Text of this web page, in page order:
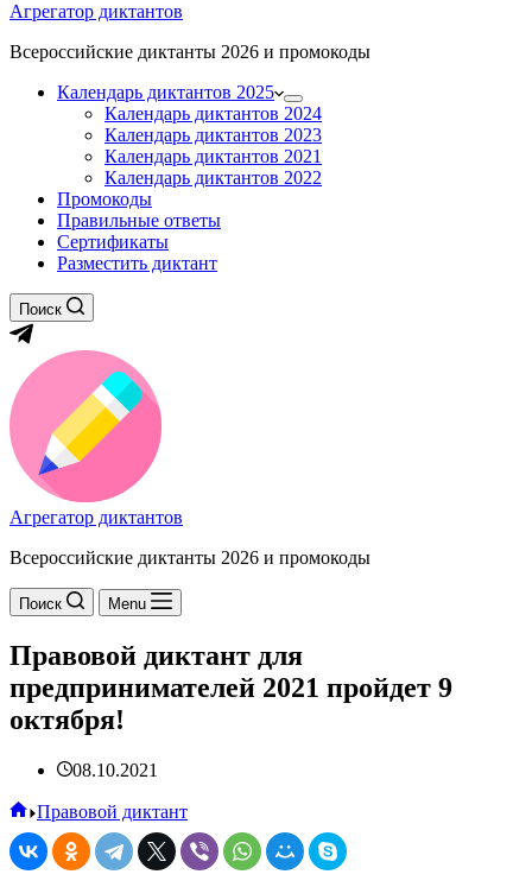
Агрегатор диктантов
Всероссийские диктанты 2026 и промокоды
Календарь диктантов 2025
Календарь диктантов 2024
Календарь диктантов 2023
Календарь диктантов 2021
Календарь диктантов 2022
Промокоды
Правильные ответы
Сертификаты
Разместить диктант
Поиск
Агрегатор диктантов
Всероссийские диктанты 2026 и промокоды
Поиск Menu
Правовой диктант для
предпринимателей 2021 пройдет 9
октября!
08.10.2021
Главная
Правовой диктант